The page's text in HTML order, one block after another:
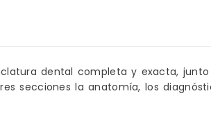
dental completa y exacta,
secciones la anatomía, los